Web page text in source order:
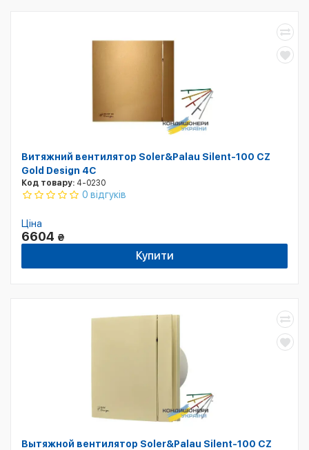
Витяжний вентилятор Soler&Palau Silent-100 CZ
Gold Design 4С
Код товару: 4-0230
0 відгуків
Ціна
6604 ₴
Купити
Вытяжной вентилятор Soler&Palau Silent-100 CZ